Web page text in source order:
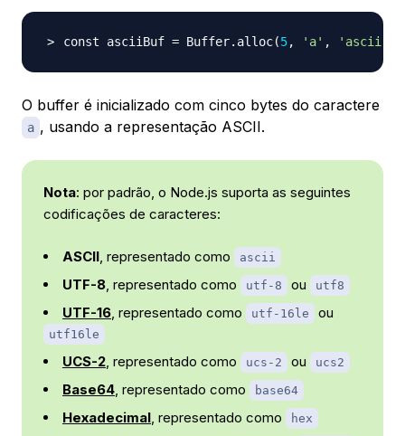
const asciiBuf = Buffer.alloc(5, 'a' , 'ascii'
O buffer é inicializado com cinco bytes do caractere
a , usando a representação ASCII.
Nota: por padrão, o Node.js suporta as seguintes
codificações de caracteres:
ASCII, representado como ascii
UTF-8, representado como utf-8 ou utf8
UTF-16, representado como utf-16le ou
utf16le
UCS-2, representado como ucs-2 ou ucs2
Base64, representado como base64
Hexadecimal, representado como hex